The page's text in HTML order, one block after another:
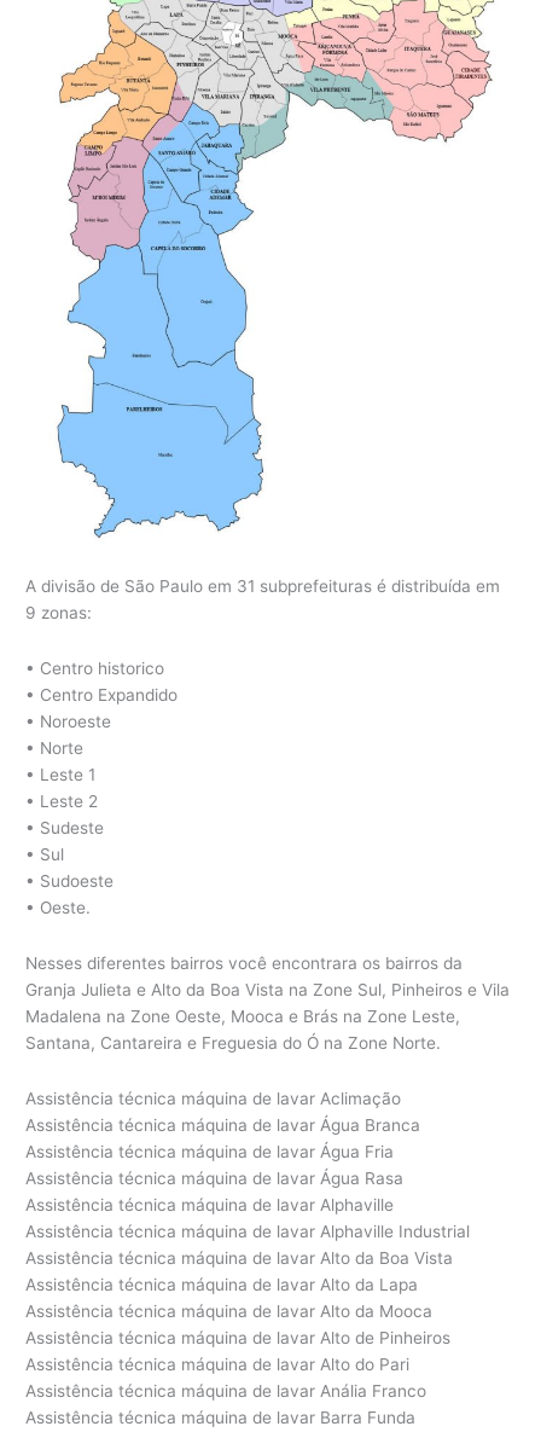
A divisão de São Paulo em 31 subprefeituras é distribuída em
9 zonas:
• Centro historico
• Centro Expandido
• Noroeste
• Norte
• Leste 1
• Leste 2
• Sudeste
• Sul
• Sudoeste
• Oeste.
Nesses diferentes bairros você encontrara os bairros da
Granja Julieta e Alto da Boa Vista na Zone Sul, Pinheiros e Vila
Madalena na Zone Oeste, Mooca e Brás na Zone Leste,
Santana, Cantareira e Freguesia do Ó na Zone Norte.
Assistência técnica máquina de lavar Aclimação
Assistência técnica máquina de lavar Água Branca
Assistência técnica máquina de lavar Água Fria
Assistência técnica máquina de lavar Água Rasa
Assistência técnica máquina de lavar Alphaville
Assistência técnica máquina de lavar Alphaville Industrial
Assistência técnica máquina de lavar Alto da Boa Vista
Assistência técnica máquina de lavar Alto da Lapa
Assistência técnica máquina de lavar Alto da Mooca
Assistência técnica máquina de lavar Alto de Pinheiros
Assistência técnica máquina de lavar Alto do Pari
Assistência técnica máquina de lavar Anália Franco
Assistência técnica máquina de lavar Barra Funda